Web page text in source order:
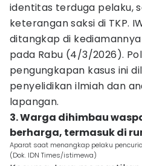
identitas terduga pelaku,
keterangan saksi di TKP.
ditangkap di
pada Rabu (4/3/2026).
pengungkapan kasus ini
penyelidikan ilmiah dan
lapangan.
3. Warga dihimbau
berharga, termasuk di
Aparat saat menangkap pelaku
(Dok. IDN Times/istimewa)